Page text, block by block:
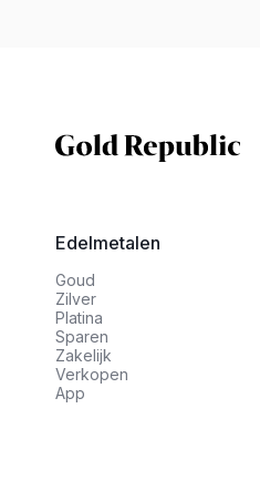
Edelmetalen
Goud
Zilver
Platina
Sparen
Zakelijk
Verkopen
App